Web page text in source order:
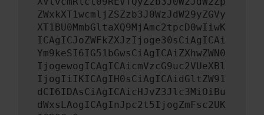
ZWxkXT1wcmljZSZzb3J0WzJdW29yZGVy
XT1BU0MmbGltaXQ9MjAmc2tpcD0wIiwK
ICAgICJoZWFkZXJzIjoge30sCiAgICAi
Ym9keSI6IG51bGwsCiAgICAiZXhwZWN0
IjogewogICAgICAicmVzcG9uc2VUeXBl
IjogIiIKICAgIH0sCiAgICAidGltZW91
dCI6IDAsCiAgICAicHJvZ3Jlc3MiOiBu
dWxsLAogICAgInJpc2t5IjogZmFsc2UK